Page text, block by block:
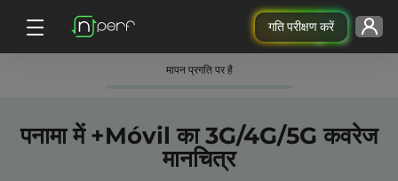
गति परीक्षण करें
मापन प्रगति पर है
पनामा में +Móvil का 3G/4G/5G कवरेज
मानचित्र